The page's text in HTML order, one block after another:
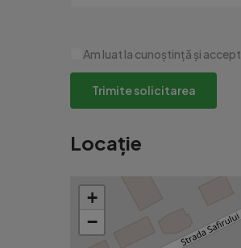
Am luat la cunoștință și accept
Trimite solicitarea
Locație
+
−